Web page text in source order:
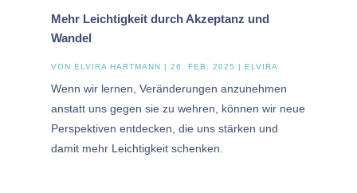
Mehr Leichtigkeit durch Akzeptanz und
Wandel
VON ELVIRA HARTMANN | 26. FEB. 2025 | ELVIRA
Wenn wir lernen, Veränderungen anzunehmen
anstatt uns gegen sie zu wehren, können wir neue
Perspektiven entdecken, die uns stärken und
damit mehr Leichtigkeit schenken.